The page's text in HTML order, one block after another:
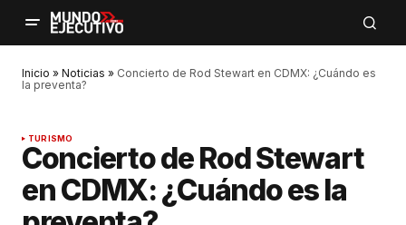
Inicio » Noticias » Concierto de Rod Stewart en CDMX: ¿Cuándo es
la preventa?
TURISMO
Concierto de Rod Stewart
en CDMX: ¿Cuándo es la